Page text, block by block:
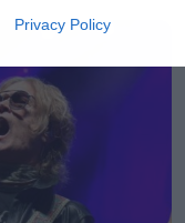
Privacy Policy